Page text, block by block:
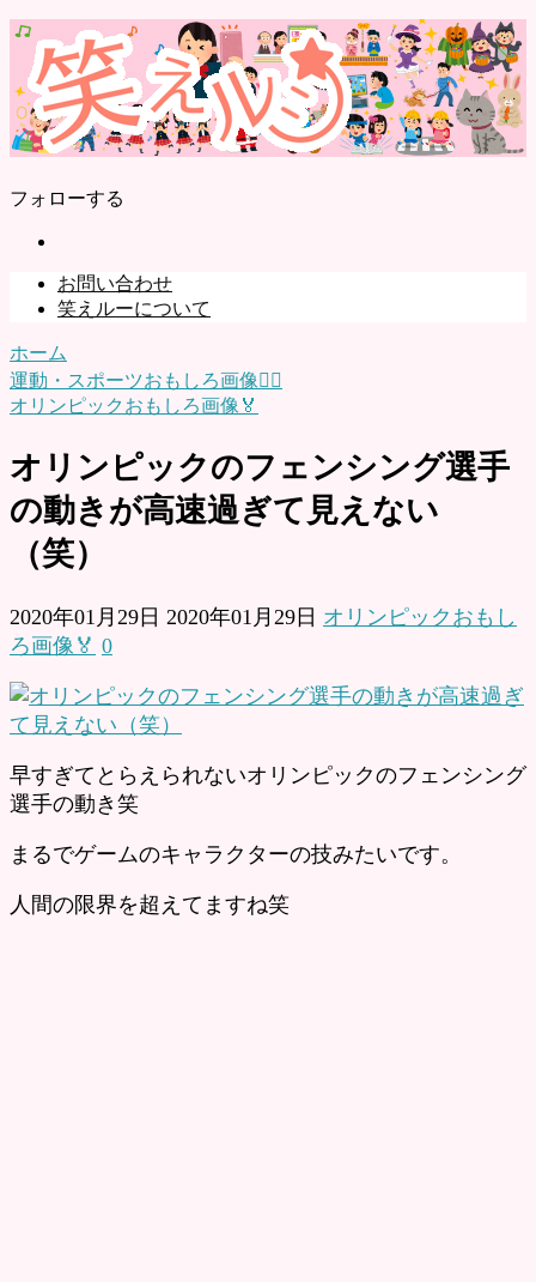
フォローする
お問い合わせ
笑えルーについて
ホーム
運動・スポーツおもしろ画像🏃‍♂️
オリンピックおもしろ画像🏅
オリンピックのフェンシング選手
の動きが高速過ぎて見えない
（笑）
2020年01月29日 2020年01月29日 オリンピックおもし
ろ画像🏅 0
早すぎてとらえられないオリンピックのフェンシング
選手の動き笑
まるでゲームのキャラクターの技みたいです。
人間の限界を超えてますね笑